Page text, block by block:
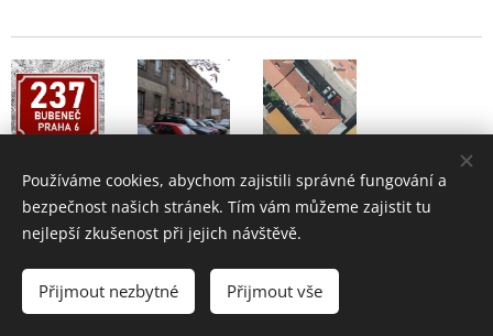
2004 - 2026 •
www.bubenec.eu
Používáme cookies, abychom zajistili správné fungování a
bezpečnost našich stránek. Tím vám můžeme zajistit tu
nejlepší zkušenost při jejich návštěvě.
Přijmout nezbytné Přijmout vše